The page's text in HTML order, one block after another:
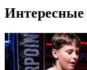
Интересные